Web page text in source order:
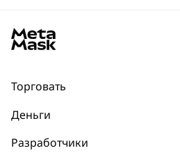
Торговать
Прогнозы
Деньги
Разработчики